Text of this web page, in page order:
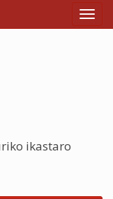
ikastaro